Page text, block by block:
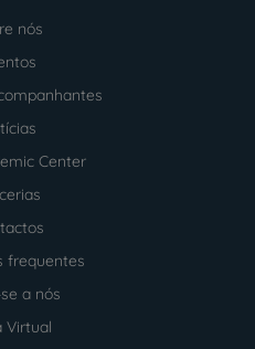
nós
Center
frequentes
a nós
Virtual